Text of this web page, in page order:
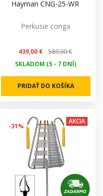
Hayman CNG-25-WR
Perkusie conga
439,00 €
589,00 €
SKLADOM (5 - 7 DNÍ)
PRIDAŤ DO KOŠÍKA
-31%
AKCIA